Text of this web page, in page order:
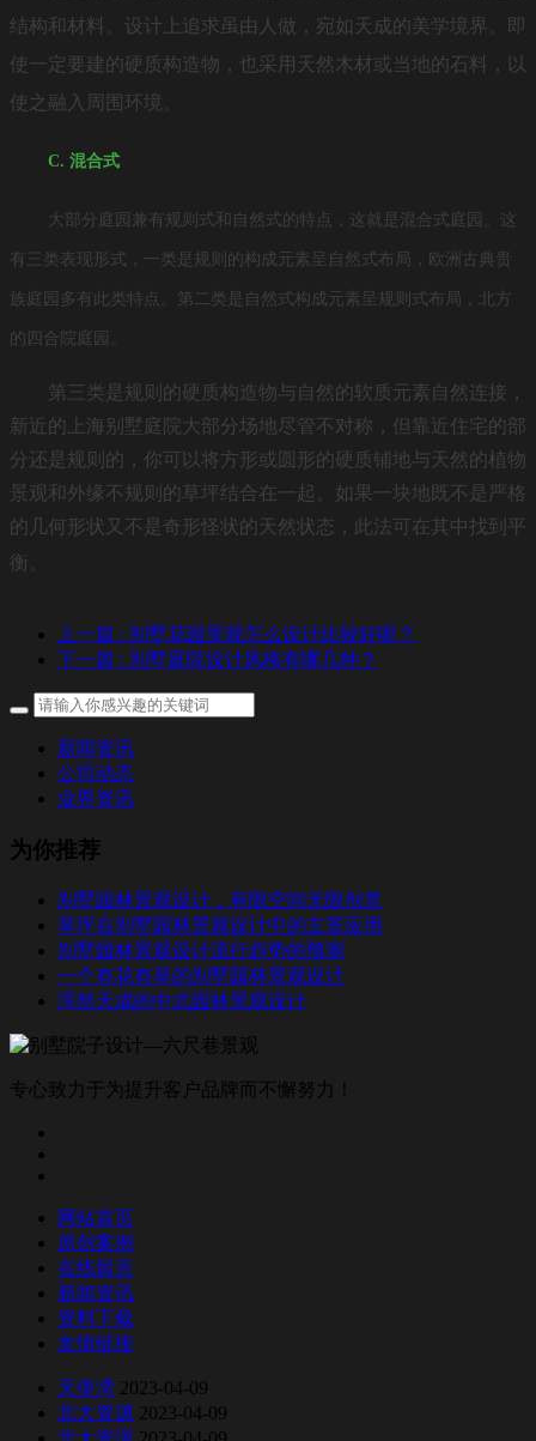
结构和材料。设计上追求虽由人做，宛如天成的美学境界。即
使一定要建的硬质构造物，也采用天然木材或当地的石料，以
使之融入周围环境。
C. 混合式
大部分庭园兼有规则式和自然式的特点，这就是混合式庭园。这
有三类表现形式，一类是规则的构成元素呈自然式布局，欧洲古典贵
族庭园多有此类特点。第二类是自然式构成元素呈规则式布局， 北方
的四合院庭园。
第三类是规则的硬质构造物与自然的软质元素自然连接，
新近的上海别墅庭院大部分场地尽管不对称，但靠近住宅的部
分还是规则的，你可以将方形或圆形的硬质铺地与天然的植物
景观和外缘不规则的草坪结合在一起。如果一块地既不是严格
的几何形状又不是奇形怪状的天然状态，此法可在其中找到平
衡。
上一篇 : 别墅花园景观怎么设计比较好呢？
下一篇 : 别墅庭院设计风格有哪几种？
新闻资讯
公司动态
业界资讯
为你推荐
别墅园林景观设计，有限空间无限创意
草坪在别墅园林景观设计中的主景应用
别墅园林景观设计流行趋势的预测
一个有花有草的别墅园林景观设计
浑然天成的中式园林景观设计
专心致力于为提升客户品牌而不懈努力！
网站首页
原创案例
在线留言
新闻资讯
资料下载
友情链接
天使湾 2023-04-09
北大资源 2023-04-09